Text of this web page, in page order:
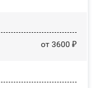
от 3600 ₽